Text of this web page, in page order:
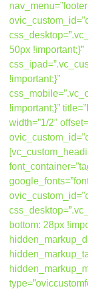
50px !important;}”
!important;}”
!important;}”
width=”1/2″
bottom: 28px